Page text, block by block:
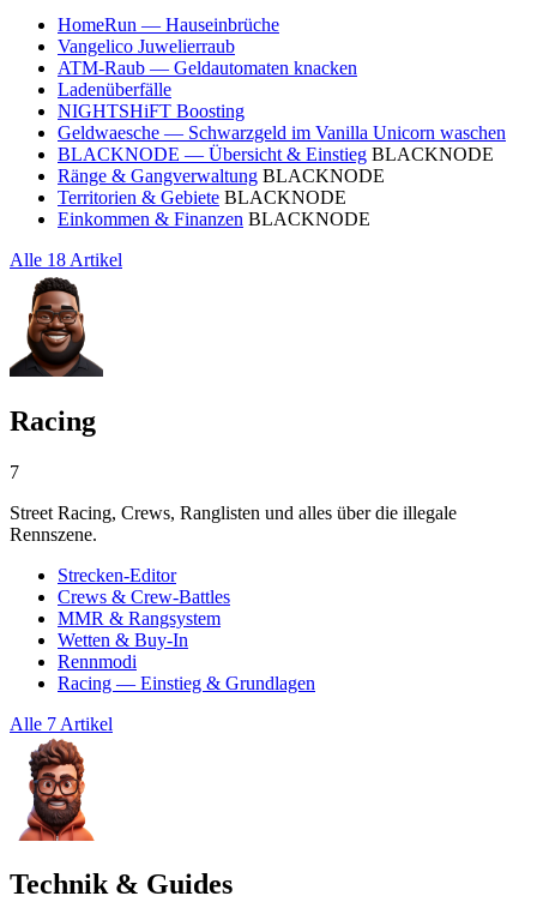
HomeRun — Hauseinbrüche
Vangelico Juwelierraub
ATM-Raub — Geldautomaten knacken
Ladenüberfälle
NIGHTSHiFT Boosting
Geldwaesche — Schwarzgeld im Vanilla Unicorn waschen
BLACKNODE — Übersicht & Einstieg BLACKNODE
Ränge & Gangverwaltung BLACKNODE
Territorien & Gebiete BLACKNODE
Einkommen & Finanzen BLACKNODE
Alle 18 Artikel
Racing
7
Street Racing, Crews, Ranglisten und alles über die illegale
Rennszene.
Strecken-Editor
Crews & Crew-Battles
MMR & Rangsystem
Wetten & Buy-In
Rennmodi
Racing — Einstieg & Grundlagen
Alle 7 Artikel
Technik & Guides